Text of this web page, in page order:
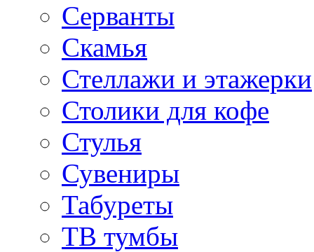
Серванты
Скамья
Стеллажи и этажерки
Столики для кофе
Стулья
Сувениры
Табуреты
ТВ тумбы